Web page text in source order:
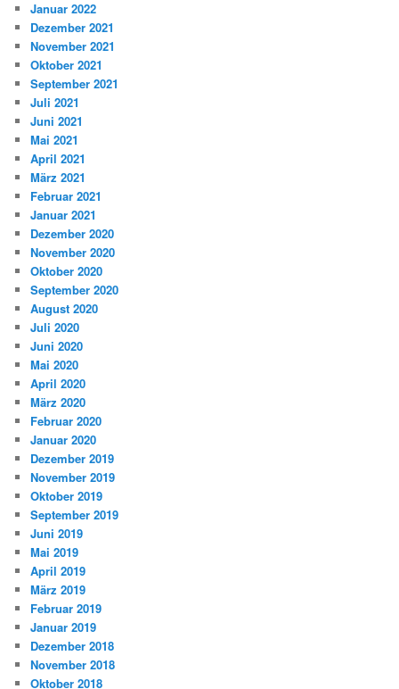
Januar 2022
Dezember 2021
November 2021
Oktober 2021
September 2021
Juli 2021
Juni 2021
Mai 2021
April 2021
März 2021
Februar 2021
Januar 2021
Dezember 2020
November 2020
Oktober 2020
September 2020
August 2020
Juli 2020
Juni 2020
Mai 2020
April 2020
März 2020
Februar 2020
Januar 2020
Dezember 2019
November 2019
Oktober 2019
September 2019
Juni 2019
Mai 2019
April 2019
März 2019
Februar 2019
Januar 2019
Dezember 2018
November 2018
Oktober 2018